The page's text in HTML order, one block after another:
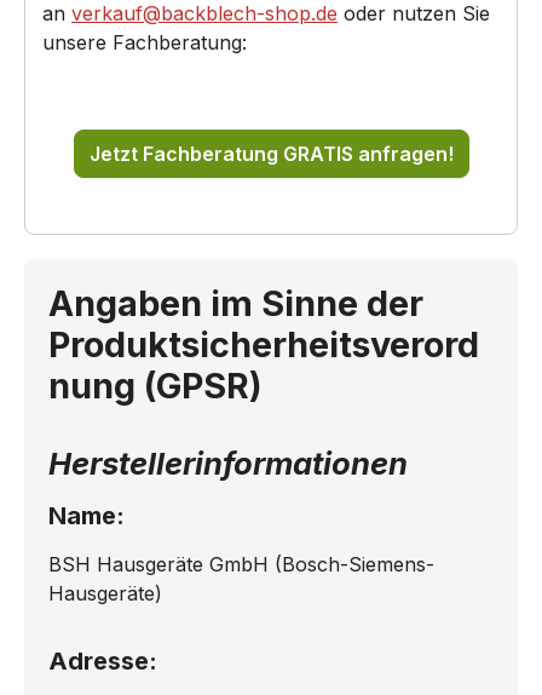
an verkauf@backblech-shop.de oder nutzen Sie
unsere Fachberatung:
Jetzt Fachberatung GRATIS anfragen!
Angaben im Sinne der
Produktsicherheitsverord
nung (GPSR)
Herstellerinformationen
Name:
BSH Hausgeräte GmbH (Bosch-Siemens-
Hausgeräte)
Adresse: